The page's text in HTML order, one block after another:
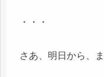
・・・
さあ、明日から、